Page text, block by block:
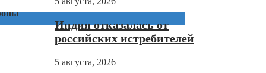
Индия отказалась от
российских истребителей
5 августа, 2026